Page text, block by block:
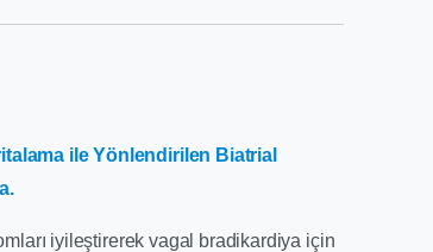
ile Yönlendirilen Biatrial
iyileştirerek vagal bradikardiya için